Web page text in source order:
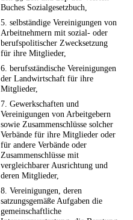
Buches Sozialgesetzbuch,
5. selbständige Vereinigungen von
Arbeitnehmern mit sozial- oder
berufspolitischer Zwecksetzung
für ihre Mitglieder,
6. berufsständische Vereinigungen
der Landwirtschaft für ihre
Mitglieder,
7. Gewerkschaften und
Vereinigungen von Arbeitgebern
sowie Zusammenschlüsse solcher
Verbände für ihre Mitglieder oder
für andere Verbände oder
Zusammenschlüsse mit
vergleichbarer Ausrichtung und
deren Mitglieder,
8. Vereinigungen, deren
satzungsgemäße Aufgaben die
gemeinschaftliche